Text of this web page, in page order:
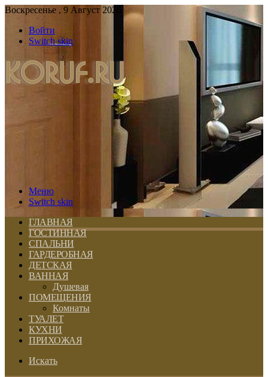
Воскресенье , 9 Август 2026
Войти
Switch skin
Меню
Switch skin
ГЛАВНАЯ
ГОСТИННАЯ
СПАЛЬНИ
ГАРДЕРОБНАЯ
ДЕТСКАЯ
ВАННАЯ
Душевая
ПОМЕЩЕНИЯ
Комнаты
ТУАЛЕТ
КУХНИ
ПРИХОЖАЯ
Искать